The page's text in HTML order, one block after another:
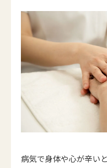
病気で身体や心が辛い